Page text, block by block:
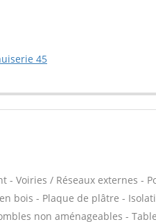
45
- Voiries / Réseaux externes -
bois - Plaque de plâtre -
non aménageables -